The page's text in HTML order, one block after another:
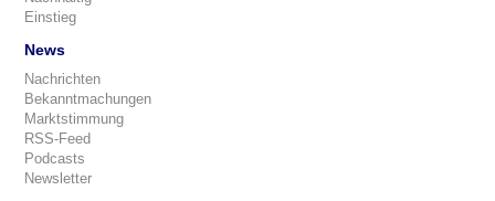
Einstieg
News
Nachrichten
Bekanntmachungen
Marktstimmung
RSS-Feed
Podcasts
Newsletter